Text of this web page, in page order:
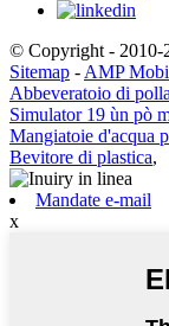
© Copyright - 2010-
Sitemap - AMP
Abbeveratoio di
Simulator 19 ùn pò
Mangiatoie d'acqua
Bevitore di plastica,
Mandate e-mail
x